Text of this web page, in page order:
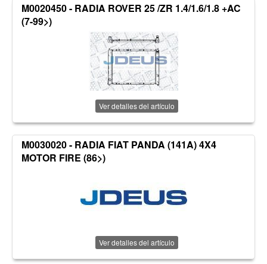
M0020450 - RADIA ROVER 25 /ZR 1.4/1.6/1.8 +AC
(7-99>)
Ver detalles del artículo
M0030020 - RADIA FIAT PANDA (141A) 4X4
MOTOR FIRE (86>)
Ver detalles del artículo